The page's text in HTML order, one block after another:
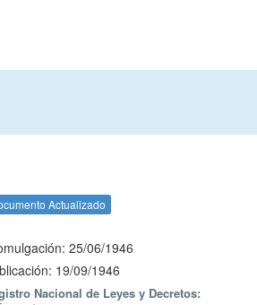
Actualizado
25/06/1946
19/09/1946
Nacional de Leyes y Decretos: